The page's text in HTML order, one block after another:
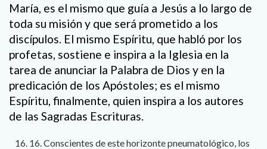
María, es el mismo que guía a Jesús a lo largo de
toda su misión y que será prometido a los
discípulos. El mismo Espíritu, que habló por los
profetas, sostiene e inspira a la Iglesia en la
tarea de anunciar la Palabra de Dios y en la
predicación de los Apóstoles; es el mismo
Espíritu, finalmente, quien inspira a los autores
de las Sagradas Escrituras.
16. Conscientes de este horizonte pneumatológico, los